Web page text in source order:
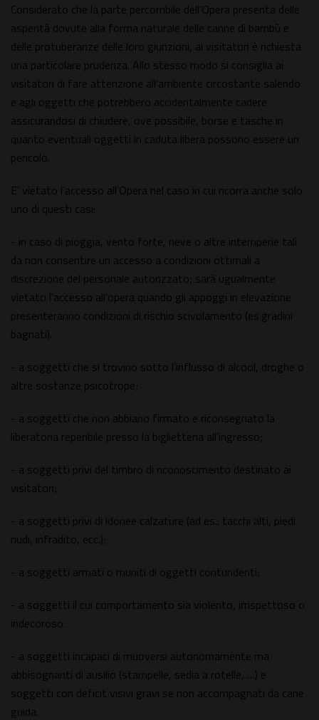
Considerato che la parte percorribile dell’Opera presenta delle
asperità dovute alla forma naturale delle canne di bambù e
delle protuberanze delle loro giunzioni, ai visitatori è richiesta
una particolare prudenza. Allo stesso modo si consiglia ai
visitatori di fare attenzione all’ambiente circostante salendo
e agli oggetti che potrebbero accidentalmente cadere
assicurandosi di chiudere, ove possibile, borse e tasche in
quanto eventuali oggetti in caduta libera possono essere un
pericolo.
E’ vietato l’accesso all’Opera nel caso in cui ricorra anche solo
uno di questi casi:
- in caso di pioggia, vento forte, neve o altre intemperie tali
da non consentire un accesso a condizioni ottimali a
discrezione del personale autorizzato; sarà ugualmente
vietato l’accesso all’opera quando gli appoggi in elevazione
presenteranno condizioni di rischio scivolamento (es.gradini
bagnati).
- a soggetti che si trovino sotto l’influsso di alcool, droghe o
altre sostanze psicotrope;
- a soggetti che non abbiano firmato e riconsegnato la
liberatoria reperibile presso la biglietteria all’ingresso;
- a soggetti privi del timbro di riconoscimento destinato ai
visitatori;
- a soggetti privi di idonee calzature (ad es.: tacchi alti, piedi
nudi, infradito, ecc.);
- a soggetti armati o muniti di oggetti contundenti;
- a soggetti il cui comportamento sia violento, irrispettoso o
indecoroso.
- a soggetti incapaci di muoversi autonomamente ma
abbisognanti di ausilio (stampelle, sedia a rotelle, …) e
soggetti con deficit visivi gravi se non accompagnati da cane
guida.